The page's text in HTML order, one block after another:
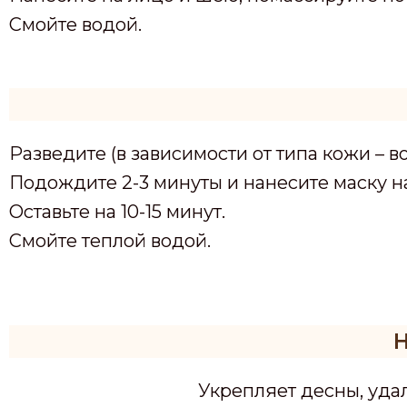
Смойте водой.
Разведите (в зависимости от типа кожи –
Подождите 2-3 минуты и нанесите маску
Оставьте на 10-15 минут.
Смойте теплой водой.
Укрепляет десны,